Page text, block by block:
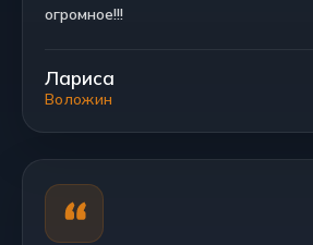
огромное!!!
Лариса
Воложин